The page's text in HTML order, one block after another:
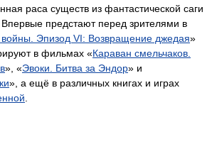
раса существ из фантастической саги
предстают перед зрителями в
Эпизод VI: Возвращение джедая»
в фильмах «Караван смельчаков.
», «Эвоки. Битва за Эндор» и
», а ещё в различных книгах и играх